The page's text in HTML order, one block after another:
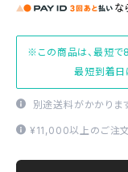
な
※この商品は、最短で
最短到着日
別途送料がかかりま
¥11,000以上のご注